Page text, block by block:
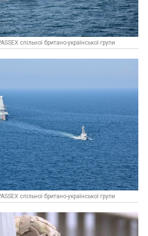
спільної британо-української групи
спільної британо-української групи